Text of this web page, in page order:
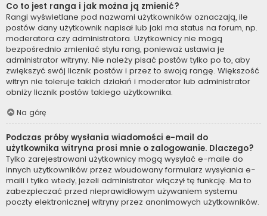
Co to jest ranga i jak można ją zmienić?
Rangi wyświetlane pod nazwami użytkowników oznaczają, ile
postów dany użytkownik napisał lub jaki ma status na forum, np.
moderatora czy administratora. Użytkownicy nie mogą
bezpośrednio zmieniać stylu rang, ponieważ ustawia je
administrator witryny. Nie należy pisać postów tylko po to, aby
zwiększyć swój licznik postów i przez to swoją rangę. Większość
witryn nie toleruje takich działań i moderator lub administrator
obniży licznik postów takiego użytkownika.
Na górę
Podczas próby wysłania wiadomości e-mail do
użytkownika witryna prosi mnie o zalogowanie. Dlaczego?
Tylko zarejestrowani użytkownicy mogą wysyłać e-maile do
innych użytkowników przez wbudowany formularz wysyłania e-
maili i tylko wtedy, jeżeli administrator włączył tę funkcję. Ma to
zabezpieczać przed nieprawidłowym używaniem systemu
poczty elektronicznej witryny przez anonimowych użytkowników.